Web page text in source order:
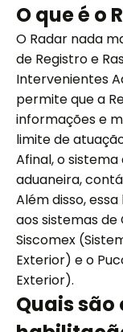
O que é o
O Radar nada
de Registro e
Intervenientes
permite que a
informações e
limite de
Afinal, o
aduaneira,
Além disso,
aos sistemas
Siscomex
Exterior) e o
Exterior).
Quais são